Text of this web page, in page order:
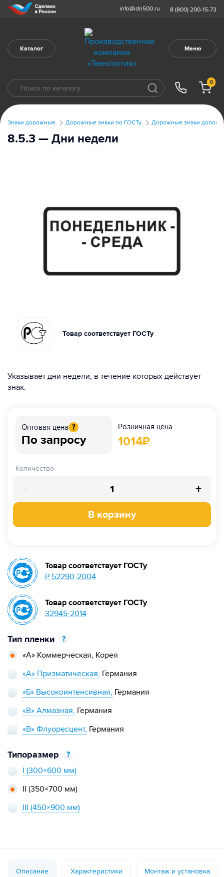
info@idn500.ru 8 (800) 200-15-73
Каталог Меню
0
Знаки дорожные Дорожные знаки по ГОСТу Дорожные знаки
8.5.3 — Дни недели
Товар соответствует ГОСТу
Указывает дни недели, в течение которых действует
знак.
Оптовая цена ?
По запросу
Розничная цена
1014₽
Количество
- +
В корзину
Тип пленки
?
«А» Коммерческая, Корея
«А» Призматическая, Германия
«Б» Высокоинтенсивная, Германия
«В» Алмазная, Германия
«В» Флуоресцент, Германия
Типоразмер
?
I (300×600 мм)
II (350×700 мм)
III (450×900 мм)
Товар соответствует ГОСТу
Р 52290-2004
Товар соответствует ГОСТу
32945-2014
Описание Характеристики Монтаж и установка